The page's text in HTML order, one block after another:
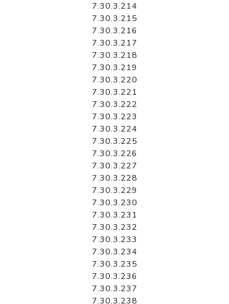
7.30.3.214
7.30.3.215
7.30.3.216
7.30.3.217
7.30.3.218
7.30.3.219
7.30.3.220
7.30.3.221
7.30.3.222
7.30.3.223
7.30.3.224
7.30.3.225
7.30.3.226
7.30.3.227
7.30.3.228
7.30.3.229
7.30.3.230
7.30.3.231
7.30.3.232
7.30.3.233
7.30.3.234
7.30.3.235
7.30.3.236
7.30.3.237
7.30.3.238